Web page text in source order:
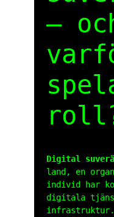
–
Digital
land, en
individ har
digitala